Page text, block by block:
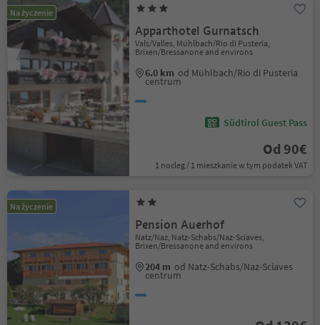
Na życzenie
Apparthotel Gurnatsch
Vals/Valles, Mühlbach/Rio di Pusteria,
Brixen/Bressanone and environs
6.0 km od Mühlbach/Rio di Pusteria
centrum
Südtirol Guest Pass
Od 90€
1 nocleg / 1 mieszkanie w tym podatek VAT
Na życzenie
Pension Auerhof
Natz/Naz, Natz-Schabs/Naz-Sciaves,
Brixen/Bressanone and environs
204 m od Natz-Schabs/Naz-Sciaves
centrum